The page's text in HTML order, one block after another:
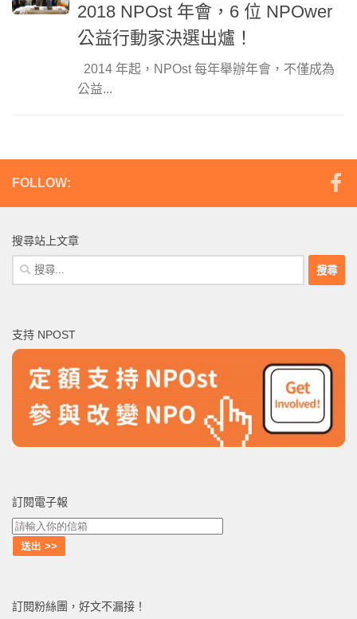
2018 NPOst 年會，6 位 NPOwer
公益行動家決選出爐！
2014 年起，NPOst 每年舉辦年會，不僅成為
公益...
FOLLOW:
搜尋站上文章
搜
尋
字:
支持 NPOST
訂閱電子報
訂閱粉絲團，好文不漏接！